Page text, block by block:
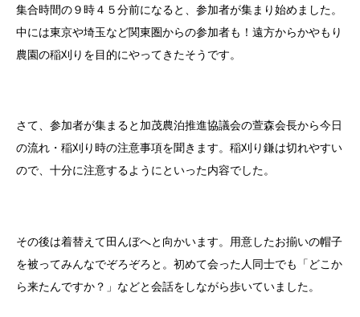
集合時間の９時４５分前になると、参加者が集まり始めました。
中には東京や埼玉など関東圏からの参加者も！遠方からかやもり
農園の稲刈りを目的にやってきたそうです。
さて、参加者が集まると加茂農泊推進協議会の萱森会長から今日
の流れ・稲刈り時の注意事項を聞きます。稲刈り鎌は切れやすい
ので、十分に注意するようにといった内容でした。
その後は着替えて田んぼへと向かいます。用意したお揃いの帽子
を被ってみんなでぞろぞろと。初めて会った人同士でも「どこか
ら来たんですか？」などと会話をしながら歩いていました。